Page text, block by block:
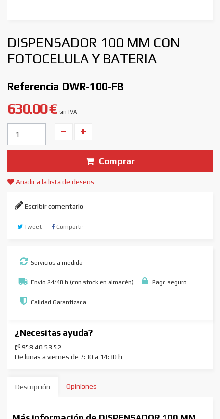
DISPENSADOR 100 MM CON
FOTOCELULA Y BATERIA
Referencia DWR-100-FB
630.00 € sin IVA
Comprar
Añadir a la lista de deseos
Escribir comentario
Tweet Compartir
Servicios a medida
Envío 24/48 h (con stock en almacén) Pago seguro
Calidad Garantizada
¿Necesitas ayuda?
958 40 53 52
De lunas a viernes de 7:30 a 14:30 h
Descripción Opiniones